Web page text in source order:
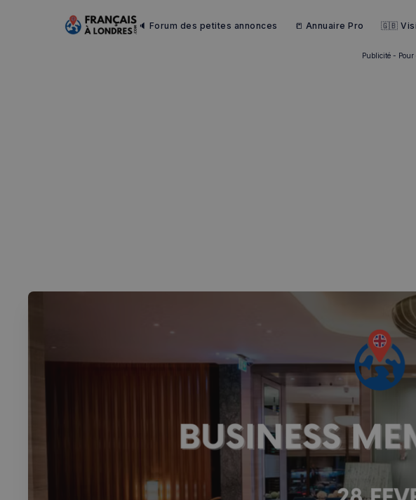
🔈 Forum des petites annonces 📒 Annuaire Pro 🇬🇧
✨Chatbot IA
RECHERCHES POPULAIRES
Annuaire des professionnels
Visites guidées
Publicité -